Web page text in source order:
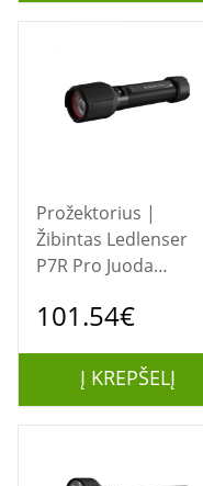
Prožektorius |
Žibintas Ledlenser
P7R Pro Juoda
LED
101.54€
Į KREPŠELĮ